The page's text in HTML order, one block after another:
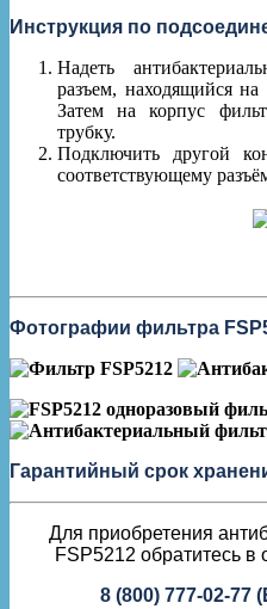
Инструкция по
Надеть
разъем, находящийся
Затем на корпус
трубку.
Подключить другой
соответствующему
Фотографии фильтра
Гарантийный срок
Для приобретения
FSP5212 обратитесь
8 (800) 777-02-77